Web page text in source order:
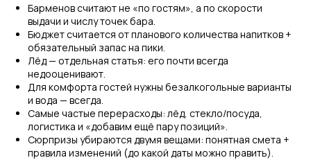
Барменов считают не «по гостям», а по скорости
выдачи и числу точек бара.
Бюджет считается от планового количества напитков +
обязательный запас на пики.
Лёд — отдельная статья: его почти всегда
недооценивают.
Для комфорта гостей нужны безалкогольные варианты
и вода — всегда.
Самые частые перерасходы: лёд, стекло/посуда,
логистика и «добавим ещё пару позиций».
Сюрпризы убираются двумя вещами: понятная смета +
правила изменений (до какой даты можно править).